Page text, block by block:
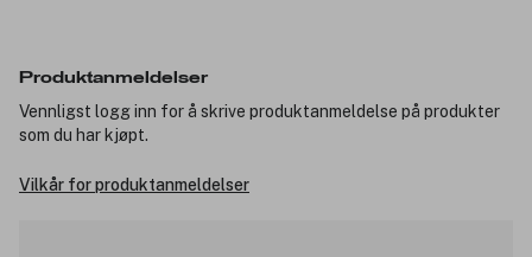
Produktanmeldelser
Vennligst logg inn for å skrive produktanmeldelse på produkter
som du har kjøpt.
Vilkår for produktanmeldelser